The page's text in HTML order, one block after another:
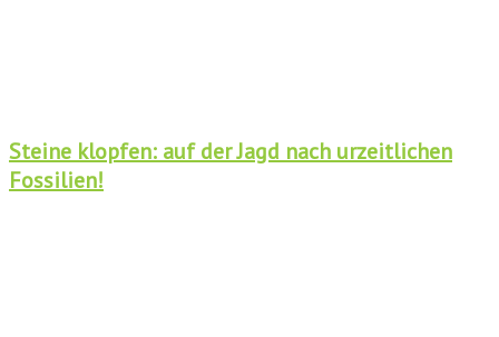
Steine klopfen: auf der Jagd nach urzeitlichen
Fossilien!